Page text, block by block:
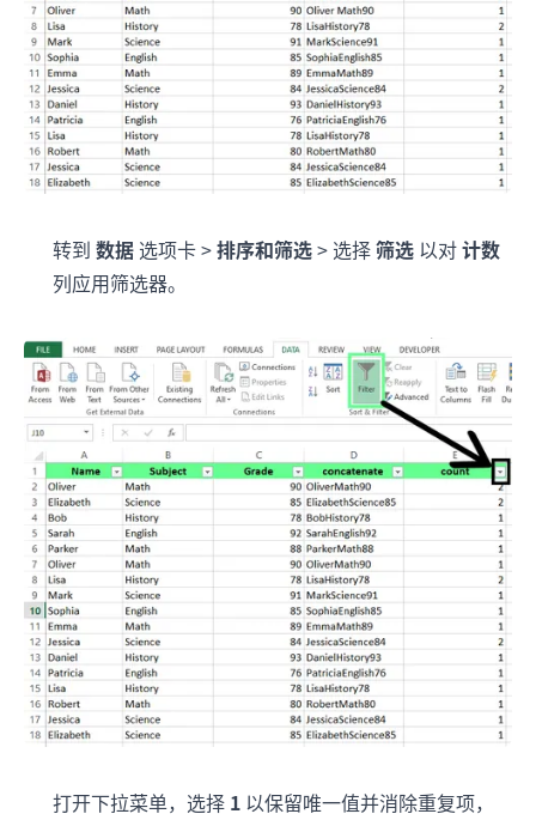
转到 数据 选项卡 >排序和筛选> 选择筛选 以对计数
列应用筛选器。
打开下拉菜单，选择 1 以保留唯一值并消除重复项，